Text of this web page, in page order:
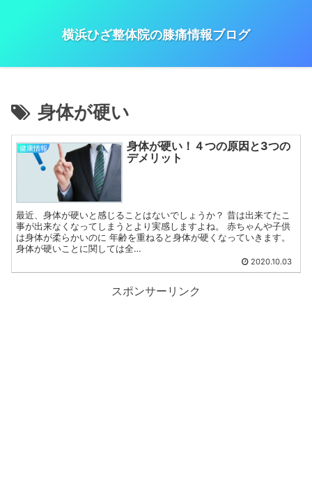
横浜ひざ整体院の膝痛情報ブログ
身体が硬い
健康情報
身体が硬い！４つの原因と3つの
デメリット
最近、身体が硬いと感じることはないでしょうか？ 昔は出来てたこ
事が出来なくなってしまうとより実感しますよね。 赤ちゃんや子供
は身体が柔らかいのに 年齢を重ねると身体が硬くなっていきます。
身体が硬いことに関しては全…
2020.10.03
スポンサーリンク